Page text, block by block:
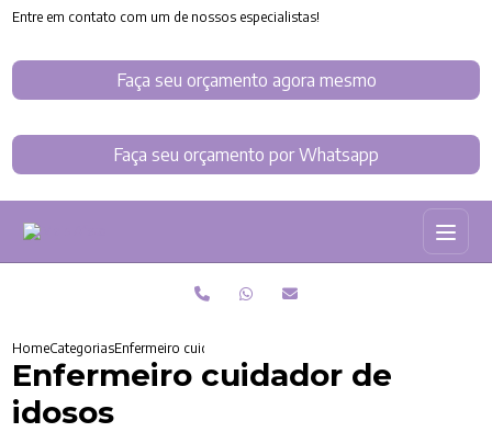
Entre em contato com um de nossos especialistas!
Faça seu orçamento agora mesmo
Faça seu orçamento por Whatsapp
HomeCategoriasEnfermeiro cuidador de idosos
Enfermeiro cuidador de
idosos